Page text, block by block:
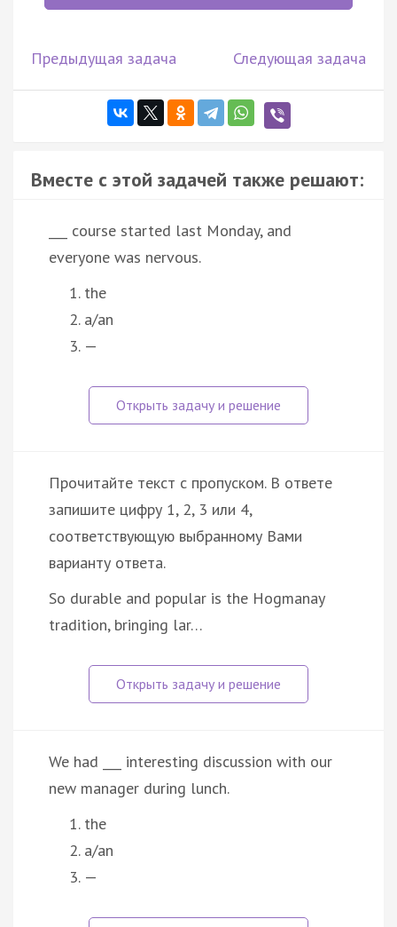
Предыдущая задача Следующая задача
Вместе с этой задачей также решают:
___ course started last Monday, and
everyone was nervous.
the
a/an
—
Прочитайте текст с пропуском. В ответе
запишите цифру 1, 2, 3 или 4,
соответствующую выбранному Вами
варианту ответа.
So durable and popular is the Hogmanay
tradition, bringing lar…
We had ___ interesting discussion with our
new manager during lunch.
the
a/an
—